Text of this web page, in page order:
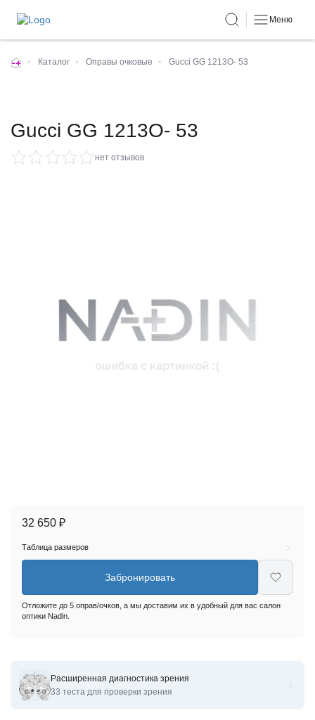
Меню
• Каталог • Оправы очковые • Gucci GG 1213O- 53
Gucci GG 1213O- 53
нет отзывов
Оправы для очков корригирующих Gucci GG 1213O- 53
32 650 ₽
Таблица размеров
Забронировать
Отложите до 5 оправ/очков, а мы доставим их в удобный для вас салон
оптики Nadin.
Расширенная диагностика зрения
33 теста для проверки зрения